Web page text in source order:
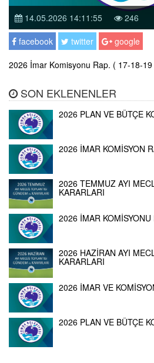
14.05.2026 14:11:55
246
facebook
twitter
google
2026 İmar Komisyonu Rap. ( 17-18-19
SON EKLENENLER
2026 PLAN VE BÜTÇE
2026 İMAR KOMİSYON
2026 TEMMUZ AYI
KARARLARI
2026 İMAR KOMİSYONU
2026 HAZİRAN AYI
KARARLARI
2026 İMAR VE
2026 PLAN VE BÜTÇE